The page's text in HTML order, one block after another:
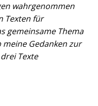
wahrgenommen
Texten für
gemeinsame Thema
Gedanken zur
Texte